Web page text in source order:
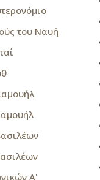
του Ναυή
Α'